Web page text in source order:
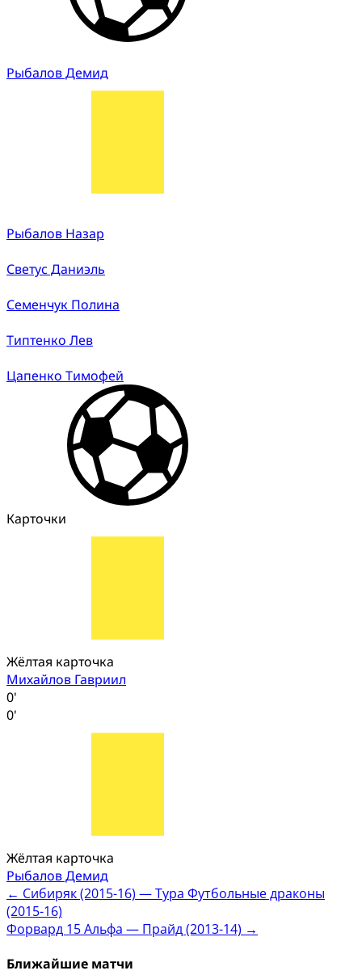
Рыбалов Демид
Рыбалов Назар
Светус Даниэль
Семенчук Полина
Типтенко Лев
Цапенко Тимофей
Карточки
Жёлтая карточка
Михайлов Гавриил
0'
0'
Жёлтая карточка
Рыбалов Демид
Post
navigation
← Сибиряк (2015-16) — Тура Футбольные драконы
(2015-16)
Форвард 15 Альфа — Прайд (2013-14) →
Ближайшие матчи